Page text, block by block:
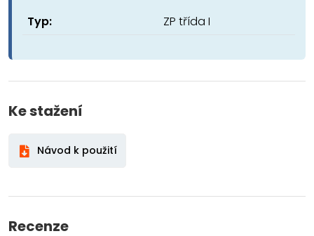
Typ: ZP třída I
Ke stažení
Návod k použití
Recenze